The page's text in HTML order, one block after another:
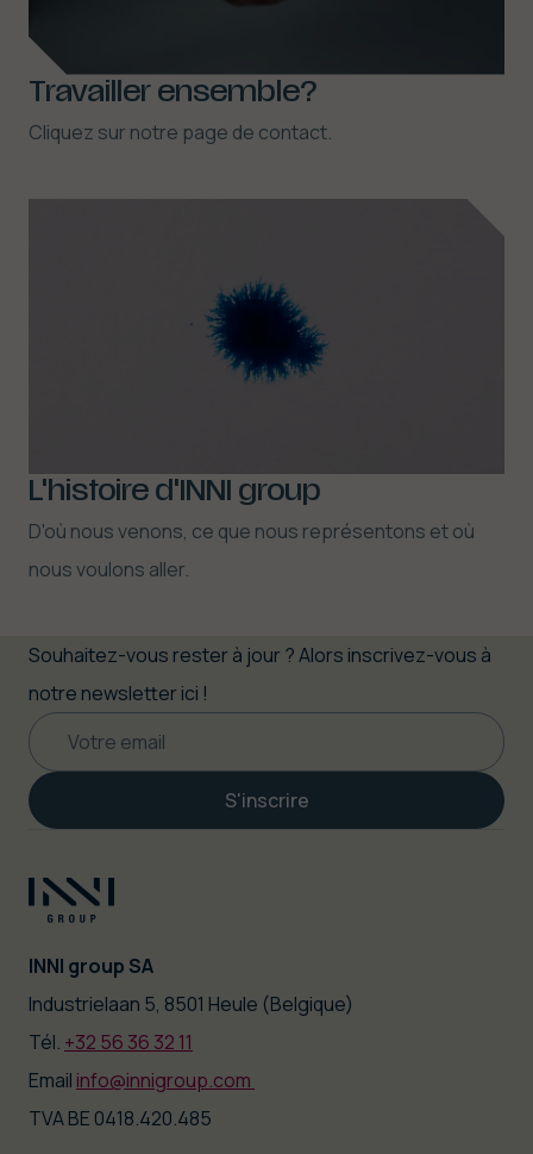
Travailler ensemble?
Cliquez sur notre page de contact.
L'histoire d'INNI group
D'où nous venons, ce que nous représentons et où
nous voulons aller.
Souhaitez-vous rester à jour ? Alors inscrivez-vous à
notre newsletter ici !
S'inscrire
INNI group SA
|Industrielaan 5, 8501 Heule (Belgique)
Tél. +32 56 36 32 11
|Email info@innigroup.com
TVA BE 0418.420.485